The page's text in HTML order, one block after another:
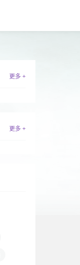
更多 +
更多 +